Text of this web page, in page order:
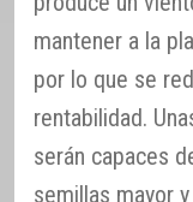
mantener a la
por lo que se
rentabilidad.
serán capaces
semillas mayor